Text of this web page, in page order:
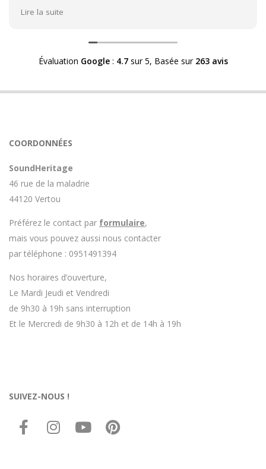
Héritage afin d'échanger sur mon expérience et on
m'a fourni des explications sur le pourquoi cet aspect
visuel.
enceinte n'est plus fabriqué (et donc vendu) et que
Avoir ce genre d'explication est utile et valorisant pour
rendez le matériel.
Lire la suite
Évaluation Google: 4.7sur 5, Basée sur 263 avis
COORDONNÉES
SoundHeritage
46 rue de la maladrie
44120 Vertou
Préférez le contact par formulaire,
mais vous pouvez aussi nous contacter
par téléphone : 0951491394
Nos horaires d’ouverture,
Le Mardi Jeudi et Vendredi
de 9h30 à 19h sans interruption
Et le Mercredi de 9h30 à 12h et de 14h à 19h
SUIVEZ-NOUS !